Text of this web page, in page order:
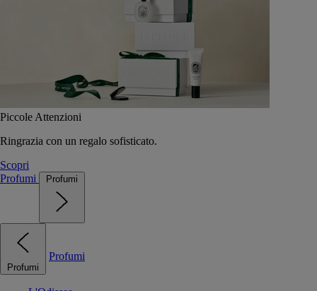
Piccole Attenzioni
Ringrazia con un regalo sofisticato.
Scopri
Profumi
Profumi
Profumi
Profumi